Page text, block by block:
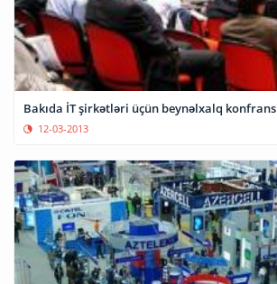
Bakıda İT şirkətləri üçün beynəlxalq
12-03-2013